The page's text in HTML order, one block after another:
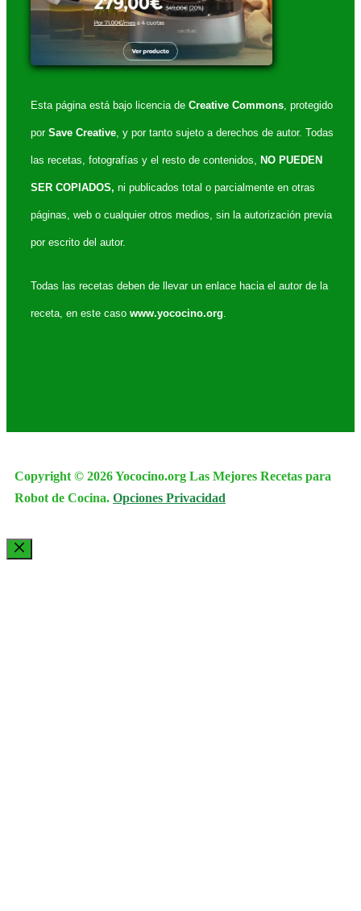
Esta página está bajo licencia de Creative Commons , protegido
por Save Creative , y por tanto sujeto a derechos de autor. Todas
las recetas, fotografías y el resto de contenidos, NO PUEDEN
SER COPIADOS, ni publicados total o parcialmente en otras
páginas, web o cualquier otros medios, sin la autorización previa
por escrito del autor.
Todas las recetas deben de llevar un enlace hacia el autor de la
receta, en este caso www.yococino.org
Copyright © 2026 Yococino.org Las Mejores Recetas para
Robot de Cocina. Opciones Privacidad
Cerrar